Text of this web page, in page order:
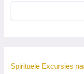
Spirituele Excursies